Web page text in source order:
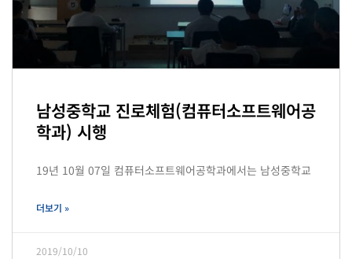
남성중학교 진로체험(컴퓨터소프트웨어공
학과) 시행
19년 10월 07일 컴퓨터소프트웨어공학과에서는 남성중학교
더보기 »
2019/10/10